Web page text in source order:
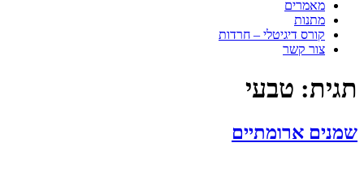
מאמרים
מתנות
קורס דיגיטלי – חרדות
צור קשר
תגית: טבעי
שמנים ארומתיים